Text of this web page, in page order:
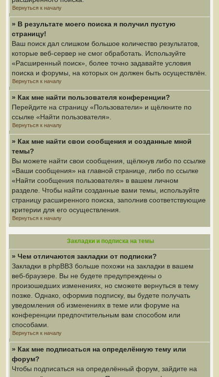
Вернуться к началу
» В результате моего поиска я получил пустую
страницу!
Ваш поиск дал слишком большое количество результатов,
которые веб-сервер не смог обработать. Используйте
«Расширенный поиск», более точно задавайте условия
поиска и форумы, на которых он должен быть осуществлён.
Вернуться к началу
» Как мне найти пользователя конференции?
Перейдите на страницу «Пользователи» и щёлкните по
ссылке «Найти пользователя».
Вернуться к началу
» Как мне найти свои сообщения и созданные мной
темы?
Вы можете найти свои сообщения, щёлкнув либо по ссылке
«Ваши сообщения» на главной странице, либо по ссылке
«Найти сообщения пользователя» в вашем личном
разделе. Чтобы найти созданные вами темы, используйте
страницу расширенного поиска, заполнив соответствующие
критерии для его осуществления.
Вернуться к началу
Закладки и подписка на темы
» Чем отличаются закладки от подписки?
Закладки в phpBB3 больше похожи на закладки в вашем
веб-браузере. Вы не будете предупреждены о
произошедших изменениях, но сможете вернуться в тему
позже. Однако, оформив подписку, вы будете получать
уведомления об изменениях в теме или форуме на
конференции предпочтительным вам способом или
способами.
Вернуться к началу
» Как мне подписаться на определённую тему или
форум?
Чтобы подписаться на определённый форум, зайдите на